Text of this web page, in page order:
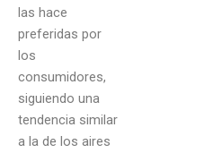
las hace
preferidas por
los
consumidores,
siguiendo una
tendencia similar
a la de los aires